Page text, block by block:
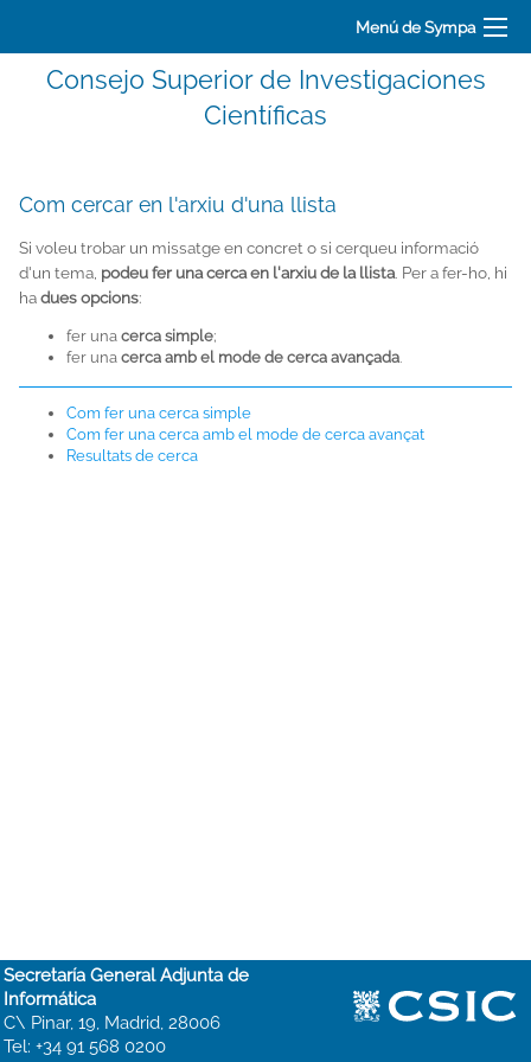
Menú de Sympa
Consejo Superior de Investigaciones
Científicas
Com cercar en l'arxiu d'una llista
Si voleu trobar un missatge en concret o si cerqueu informació
d'un tema, podeu fer una cerca en l'arxiu de la llista . Per a fer-ho, hi
hadues opcions:
fer una cerca simple;
fer una cerca amb el mode de cerca avançada.
Com fer una cerca simple
Com fer una cerca amb el mode de cerca avançat
Resultats de cerca
Secretaría General Adjunta de
Informática
C\ Pinar, 19, Madrid, 28006
Tel: +34 91 568 0200